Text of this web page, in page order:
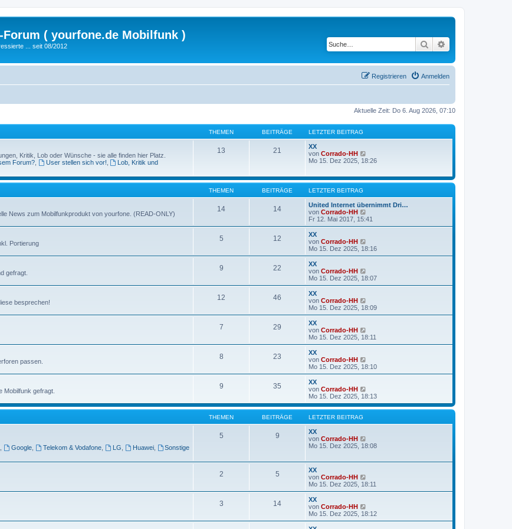
( yourfone.de Mobilfunk )
... seit 08/2012 Suche
Anmelden
Registrieren
Aktuelle Zeit: Do 6. Aug 2026, 07:10
THEMEN BEITRÄGE LETZTER BEITRAG
Kritik, Lob oder Wünsche - sie alle finden hier Platz.
Forum?, User stellen sich vor!
Lob, Kritik und
13 21
XX
von Corrado-HH
e
s
r
B
e
i
a
g
Mo 15. Dez 2025, 18:26
THEMEN BEITRÄGE LETZTER BEITRAG
News zum Mobilfunkprodukt von yourfone. (READ-ONLY)
14 14
United Internet übernimmt Dri…
von Corrado-HH
e
u
t
e
i
g
Fr 12. Mai 2017, 15:41
Portierung
5 12
XX
von Corrado-HH
e
u
t
e
i
g
Mo 15. Dez 2025, 18:16
gefragt.
9 22
XX
von Corrado-HH
e
u
t
e
i
g
Mo 15. Dez 2025, 18:07
besprechen!
12 46
XX
von Corrado-HH
e
u
t
e
i
g
Mo 15. Dez 2025, 18:09
7 29
XX
von Corrado-HH
e
u
t
e
i
t
Mo 15. Dez 2025, 18:11
passen.
8 23
XX
von Corrado-HH
e
u
t
r
e
r
Mo 15. Dez 2025, 18:10
Mobilfunk gefragt.
9 35
XX
von Corrado-HH
e
u
e
t
B
a
g
Mo 15. Dez 2025, 18:13
THEMEN BEITRÄGE LETZTER BEITRAG
Google Telekom & Vodafone, LG Huawei,
Sonstige
5 9
XX
von Corrado-HH
e
e
r
B
t
r
Mo 15. Dez 2025, 18:08
2 5
XX
von Corrado-HH
e
u
t
Mo 15. Dez 2025, 18:11
3 14
XX
von Corrado-HH
e
u
Mo 15. Dez 2025, 18:12